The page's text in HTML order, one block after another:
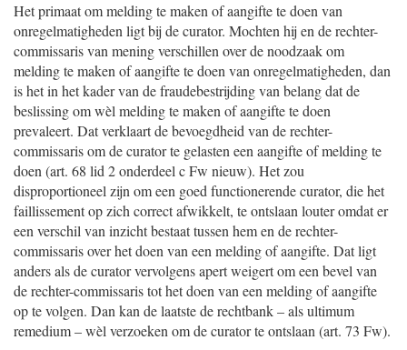
Het primaat om melding te maken of aangifte te doen van
onregelmatigheden ligt bij de curator. Mochten hij en de rechter-
commissaris van mening verschillen over de noodzaak om
melding te maken of aangifte te doen van onregelmatigheden, dan
is het in het kader van de fraudebestrijding van belang dat de
beslissing om wèl melding te maken of aangifte te doen
prevaleert. Dat verklaart de bevoegdheid van de rechter-
commissaris om de curator te gelasten een aangifte of melding te
doen (art. 68 lid 2 onderdeel c Fw nieuw). Het zou
disproportioneel zijn om een goed functionerende curator, die het
faillissement op zich correct afwikkelt, te ontslaan louter omdat er
een verschil van inzicht bestaat tussen hem en de rechter-
commissaris over het doen van een melding of aangifte. Dat ligt
anders als de curator vervolgens apert weigert om een bevel van
de rechter-commissaris tot het doen van een melding of aangifte
op te volgen. Dan kan de laatste de rechtbank – als ultimum
remedium – wèl verzoeken om de curator te ontslaan (art. 73 Fw).